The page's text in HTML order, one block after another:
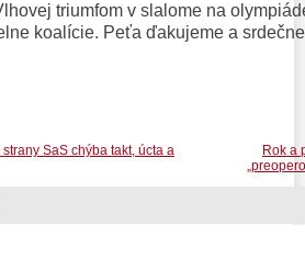
triumfom v slalome na
koalície. Peťa ďakujeme a
Rok a
SaS chýba takt, úcta a